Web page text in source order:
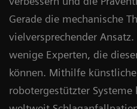
Gerade die mechanische
vielversprechender
wenige Experten, die
können. Mithilfe
robotergestützter